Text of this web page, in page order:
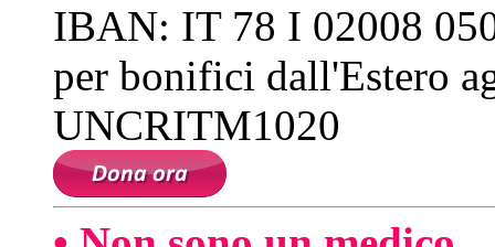
IBAN: IT 78 I 02008
per bonifici dall'Estero
UNCRITM1020